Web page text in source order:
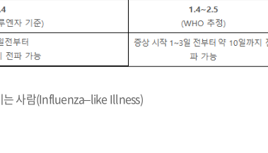
는 사람(Influenza‒like Illness)